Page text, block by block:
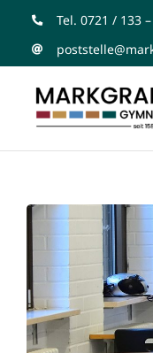
Zum
Inhalt
Tel. 0721 / 133